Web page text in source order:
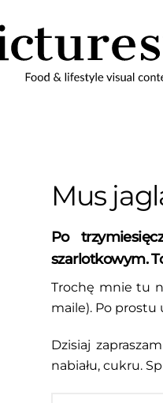
Mus
Po
szarlotkowym.
Trochę mnie tu
maile). Po prostu
Dzisiaj
nabiału, cukru.